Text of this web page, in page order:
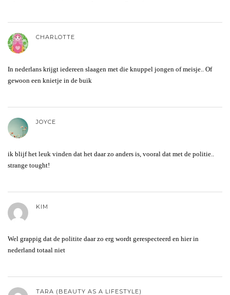
CHARLOTTE
In nederlans krijgt iedereen slaagen met die knuppel jongen of meisje.. Of
gewoon een knietje in de buik
JOYCE
ik blijf het leuk vinden dat het daar zo anders is, vooral dat met de politie..
strange tought!
KIM
Wel grappig dat de politite daar zo erg wordt gerespecteerd en hier in
nederland totaal niet
TARA (BEAUTY AS A LIFESTYLE)